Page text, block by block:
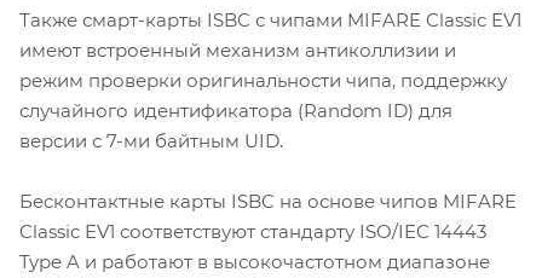
Также смарт-карты ISBC с чипами MIFARE Classic EV1
имеют встроенный механизм антиколлизии и
режим проверки оригинальности чипа, поддержку
случайного идентификатора (Random ID) для
версии с 7-ми байтным UID.
Бесконтактные карты ISBC на основе чипов MIFARE
Classic EV1 соответствуют стандарту ISO/IEC 14443
Type A и работают в высокочастотном диапазоне